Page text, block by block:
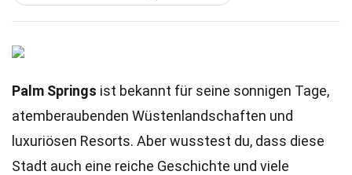
Palm Springs ist bekannt für seine sonnigen Tage,
atemberaubenden Wüstenlandschaften und
luxuriösen Resorts. Aber wusstest du, dass diese
Stadt auch eine reiche Geschichte und viele